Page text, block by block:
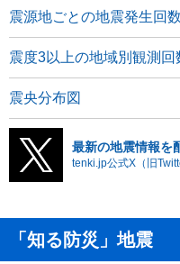
震源地ごとの地震発生回数
震度3以上の地域別観測回
震央分布図
最新の地震情報を
tenki.jp公式X（旧
「知る防災」地震